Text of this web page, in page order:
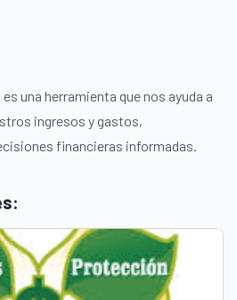
una herramienta que nos ayuda a
ingresos y gastos,
financieras informadas.